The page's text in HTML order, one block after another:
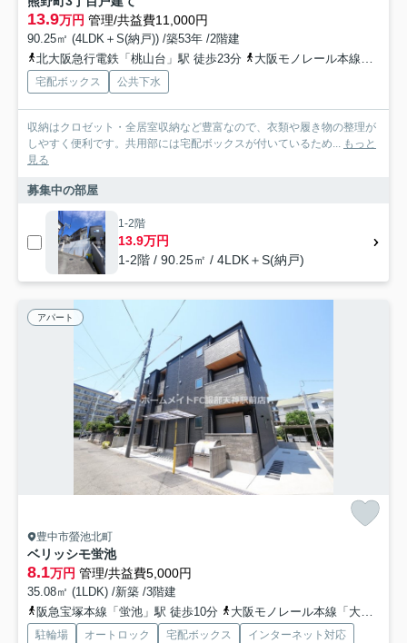
13.9万円 管理/共益費11,000円
90.25㎡ (4LDK＋S(納戸)) /築53年 /2階建
北大阪急行電鉄「桃山台」駅 徒歩23分
大阪モノレール本線「少路」駅 徒歩29分
宅配ボックス 公共下水
収納はクロゼット・全居室収納など豊富なので、衣類や履き物の整理が
しやすく便利です。共用部には宅配ボックスが付いているため... もっと
見る
募集中の部屋
1-2階
13.9万円
1-2階 / 90.25㎡ / 4LDK＋S(納戸)
アパート
豊中市螢池北町
ベリッシモ蛍池
8.1万円 管理/共益費5,000円
35.08㎡ (1LDK) /新築 /3階建
阪急宝塚本線「蛍池」駅 徒歩10分
大阪モノレール本線「大阪空港」駅 徒歩15分
駐輪場 オートロック 宅配ボックス
インターネット対応